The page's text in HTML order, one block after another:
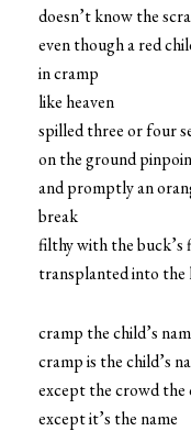
doesn’t know the
even though a red
in cramp
like heaven
spilled three or four
on the ground
and promptly an
break
filthy with the buck’s
transplanted into the
cramp the child’s
cramp is the child’s
except the crowd the
except it’s the name